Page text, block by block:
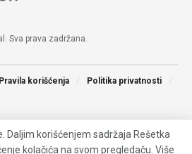
Sva prava zadržana.
Pravila korišćenja
Politika privatnosti
Daljim korišćenjem sadržaja Rešetka
kolačića na svom pregledaču. Više